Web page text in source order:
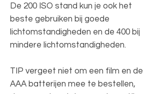
De 200 ISO stand kun je ook het
beste gebruiken bij goede
lichtomstandigheden en de 400 bij
mindere lichtomstandigheden.
TIP vergeet niet om een film en de
AAA batterijen mee te bestellen,